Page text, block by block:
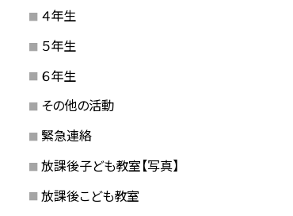
４年生
５年生
６年生
その他の活動
緊急連絡
放課後子ども教室【写真】
放課後こども教室